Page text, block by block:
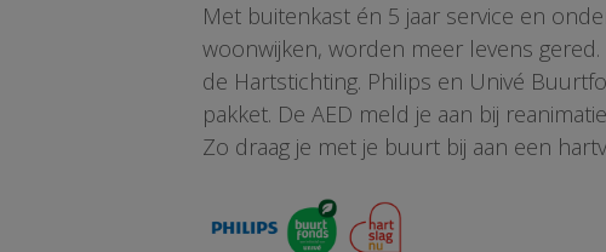
Met buitenkast én 5 jaar service en
woonwijken, worden meer levens
de Hartstichting. Philips en Univé
pakket. De AED meld je aan bij
Zo draag je met je buurt bij aan een